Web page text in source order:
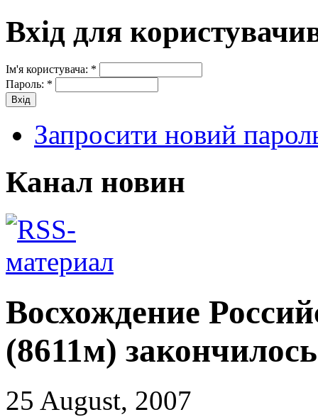
Вхід для
Ім'я користувача: *
Пароль: *
Запросити новий
Канал новин
Восхождение
(8611м)
25 August, 2007